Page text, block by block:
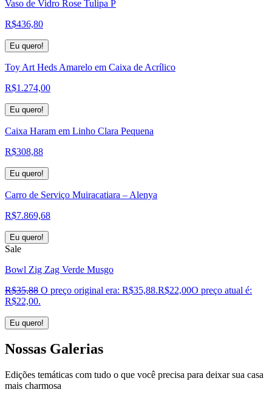
Vaso de Vidro Rose Tulipa P
R$436,80
Eu quero!
Toy Art Heds Amarelo em Caixa de Acrílico
R$1.274,00
Eu quero!
Caixa Haram em Linho Clara Pequena
R$308,88
Eu quero!
Carro de Serviço Muiracatiara – Alenya
R$7.869,68
Eu quero!
Sale
Bowl Zig Zag Verde Musgo
R$35,88 O preço original era: R$35,88.R$22,00O preço atual é:
R$22,00.
Eu quero!
Nossas Galerias
Edições temáticas com tudo o que você precisa para deixar sua casa
mais charmosa